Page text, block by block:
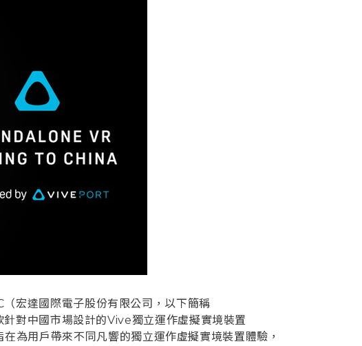
宏達國際電子股份有限公司，以下簡稱
對中國市場設計的Vive獨立運作虛擬實境裝置
用戶帶來不同凡響的獨立運作虛擬實境裝置體驗，